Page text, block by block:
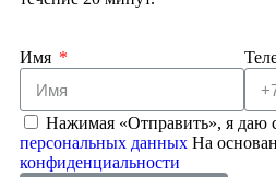
Имя
Нажимая «Отправить», я даю
персональных данных На
конфиденциальности